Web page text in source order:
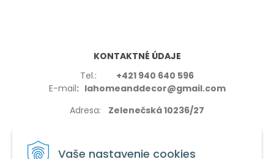
Vaše nastavenie cookies
KONTAKTNÉ ÚDAJE
Tel.: +421 940 640 596
E-mail: lahomeanddecor@gmail.com
Adresa: Zelenečská 10236/27